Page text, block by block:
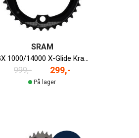
SRAM
GX 1000/14000 X-Glide Krankdrev | BCD 104 | 36T
999,- 299,-
På lager